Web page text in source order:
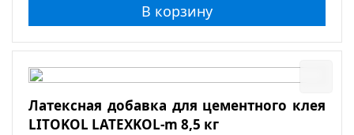
В корзину
Латексная добавка для цементного клея
LITOKOL LATEXKOL-m 8,5 кг